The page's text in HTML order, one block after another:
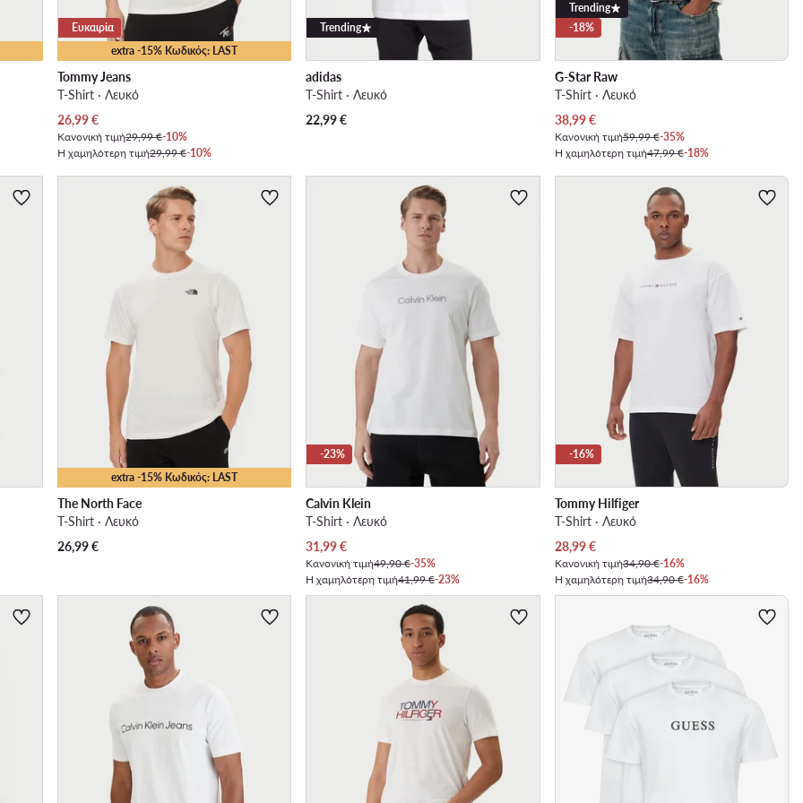
extra -15% Κωδικός: LAST
Ευκαιρία
Tommy Jeans
T-Shirt · Λευκό
Τρέχουσα τιμή
26,99€
Κανονική τιμή29,99 €-10%
Η χαμηλότερη τιμή29,99 €-10%
Trending
adidas
T-Shirt · Λευκό
22,99€
Trending
-18%
G-Star Raw
T-Shirt · Λευκό
Τρέχουσα τιμή
38,99€
Κανονική τιμή59,99 €-35%
Η χαμηλότερη τιμή47,99 €-18%
extra -15% Κωδικός: LAST
The North Face
T-Shirt · Λευκό
26,99€
-23%
Calvin Klein
T-Shirt · Λευκό
Τρέχουσα τιμή
31,99€
Κανονική τιμή49,90 €-35%
Η χαμηλότερη τιμή41,99 €-23%
-16%
Tommy Hilfiger
T-Shirt · Λευκό
Τρέχουσα τιμή
28,99€
Κανονική τιμή34,90 €-16%
Η χαμηλότερη τιμή34,90 €-16%